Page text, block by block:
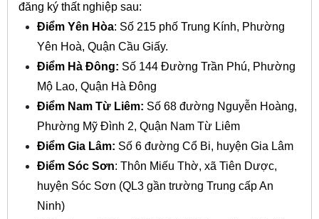
đăng ký thất nghiệp sau:
Điểm Yên Hòa: Số 215 phố Trung Kính, Phường
Yên Hoà, Quận Cầu Giấy.
Điểm Hà Đông: Số 144 Đường Trần Phú, Phường
Mộ Lao, Quận Hà Đông
Điểm Nam Từ Liêm: Số 68 đường Nguyễn Hoàng,
Phường Mỹ Đình 2, Quận Nam Từ Liêm
Điểm Gia Lâm: Số 6 đường Cổ Bi, huyện Gia Lâm
Điểm Sóc Sơn: Thôn Miếu Thờ, xã Tiên Dược,
huyện Sóc Sơn (QL3 gần trường Trung cấp An
Ninh)